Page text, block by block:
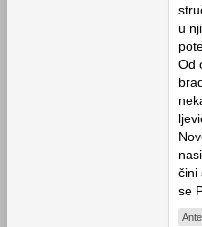
u
Od
čini
se